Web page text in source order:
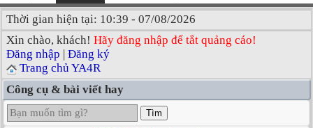
Thời gian hiện tại: 10:39 - 07/08/2026
Xin chào, khách! Hãy đăng nhập để tắt quảng cáo!
Đăng nhập | Đăng ký
Trang chủ YA4R
Công cụ & bài viết hay
Tìm